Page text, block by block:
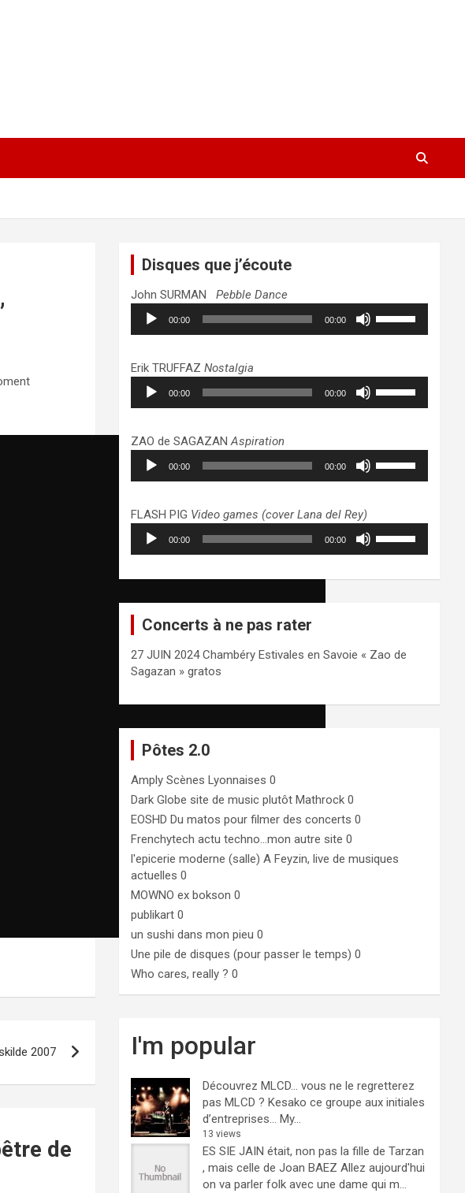
2007
de
Disques que j’écoute
John SURMANPebble Dance
Lecteur
audio
00:00 00:00
pour
augmenter
ou
volume.
Erik TRUFFAZNostalgia
Lecteur
audio
00:00 00:00
pour
augmenter
ou
volume.
ZAO de SAGAZANAspiration
Lecteur
audio
00:00 00:00
pour
augmenter
ou
FLASH PIG Video games (cover Lana del Rey)
Lecteur
audio
00:00 00:00
haut/bas
le
Concerts à ne pas rater
27 JUIN 2024 Chambéry Estivales en Savoie « Zao de
Sagazan » gratos
Pôtes 2.0
Amply Scènes Lyonnaises 0
Dark Globe site de music plutôt Mathrock 0
EOSHD Du matos pour filmer des concerts 0
Frenchytech actu techno…mon autre site 0
l'epicerie moderne (salle) A Feyzin, live de musiques
actuelles 0
MOWNO ex bokson 0
publikart 0
un sushi dans mon pieu 0
Une pile de disques (pour passer le temps) 0
Who cares, really ? 0
I'm popular
Découvrez MLCD… vous ne le regretterez
pas MLCD ? Kesako ce groupe aux initiales
d’entreprises… My...
13 views
ES SIE JAIN était, non pas la fille de Tarzan
, mais celle de Joan BAEZ Allez aujourd'hui
on va parler folk avec une dame qui m...